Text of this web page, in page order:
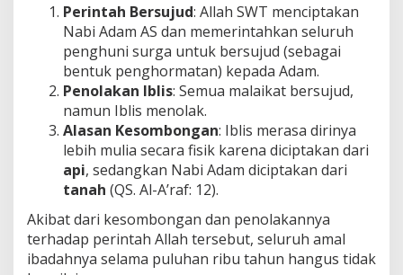
Perintah Bersujud: Allah SWT menciptakan
Nabi Adam AS dan memerintahkan seluruh
penghuni surga untuk bersujud (sebagai
bentuk penghormatan) kepada Adam.
Penolakan Iblis: Semua malaikat bersujud,
namun Iblis menolak.
Alasan Kesombongan: Iblis merasa dirinya
lebih mulia secara fisik karena diciptakan dari
api, sedangkan Nabi Adam diciptakan dari
tanah (QS. Al-A’raf: 12).
Akibat dari kesombongan dan penolakannya
terhadap perintah Allah tersebut, seluruh amal
ibadahnya selama puluhan ribu tahun hangus tidak